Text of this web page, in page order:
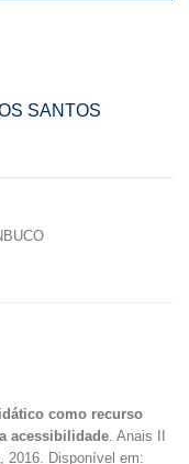
SANTOS
como recurso
acessibilidade . Anais II
2016. Disponível em: